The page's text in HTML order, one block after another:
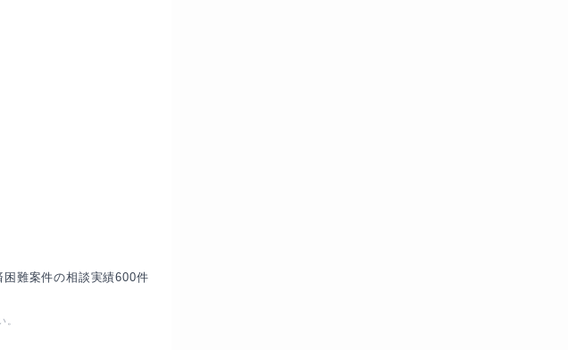
難案件の相談実績600件
。